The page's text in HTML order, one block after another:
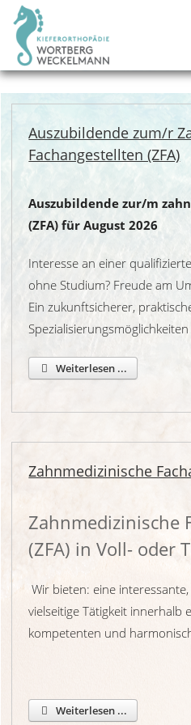
Auszubildende zum/r
Fachangestellten (ZFA)
Auszubildende zur/m
(ZFA) für August 2026
Interesse an einer
ohne Studium? Freude am
Ein zukunftsicherer,
Weiterlesen ...
Zahnmedizinische
Zahnmedizinische
(ZFA) in Voll- oder
Wir bieten: eine
vielseitige Tätigkeit innerhalb
kompetenten und
Weiterlesen ...